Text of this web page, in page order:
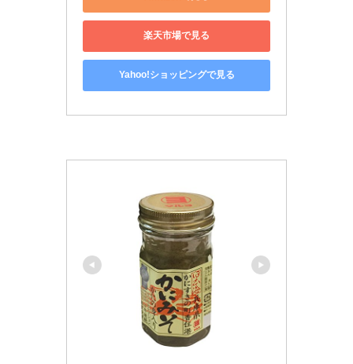
楽天市場で見る
Yahoo!ショッピングで見る